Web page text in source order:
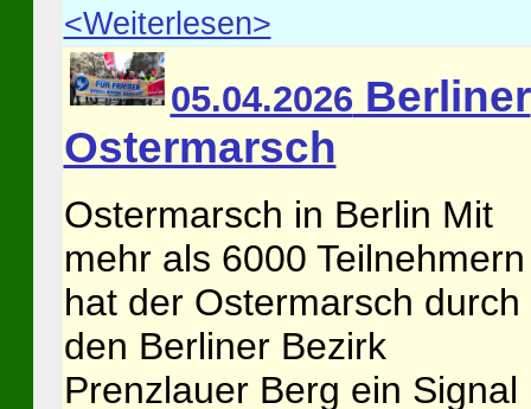
<Weiterlesen>
05.04.2026 Berliner
Ostermarsch
Ostermarsch in Berlin Mit
mehr als 6000 Teilnehmern
hat der Ostermarsch durch
den Berliner Bezirk
Prenzlauer Berg ein Signal